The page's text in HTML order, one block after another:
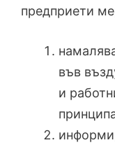
предприети
във
и